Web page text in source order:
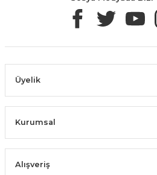
Üyelik
Kurumsal
Alışveriş